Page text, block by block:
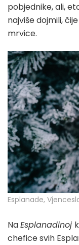
pobjednike, ali,
najviše dojmili,
mrvice.
Esplanade,
NaEsplanadinoj
chefice svih